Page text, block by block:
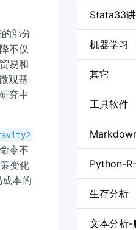
部分
不仅
易和
观基
究中
令不
变化
本的
Stata33讲
机器学习
其它
工具软件
Python-
生存分析
文本分析-